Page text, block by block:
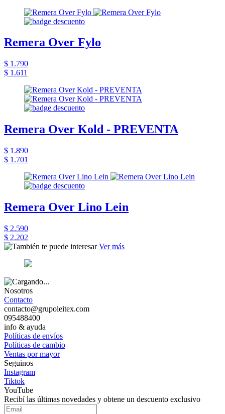
Remera Over Fylo
$ 1.790
$ 1.611
Remera Over Kold - PREVENTA
$ 1.890
$ 1.701
Remera Over Lino Lein
$ 2.590
$ 2.202
Ver más
Nosotros
Contacto
contacto@grupoleitex.com
095488400
info & ayuda
Políticas de envíos
Políticas de cambio
Ventas por mayor
Seguinos
Instagram
Tiktok
YouTube
Recibí las últimas novedades y obtene un descuento exclusivo